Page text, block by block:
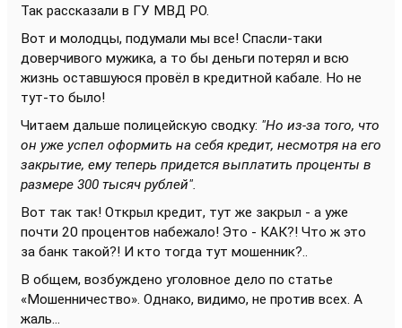
Так рассказали в ГУ МВД РО.
Вот и молодцы, подумали мы все! Спасли-таки
доверчивого мужика, а то бы деньги потерял и всю
жизнь оставшуюся провёл в кредитной кабале. Но не
тут-то было!
Читаем дальше полицейскую сводку: "Но из-за того, что
он уже успел оформить на себя кредит, несмотря на его
закрытие, ему теперь придется выплатить проценты в
размере 300 тысяч рублей".
Вот так так! Открыл кредит, тут же закрыл - а уже
почти 20 процентов набежало! Это - КАК?! Что ж это
за банк такой?! И кто тогда тут мошенник?..
В общем, возбуждено уголовное дело по статье
«Мошенничество». Однако, видимо, не против всех. А
жаль...